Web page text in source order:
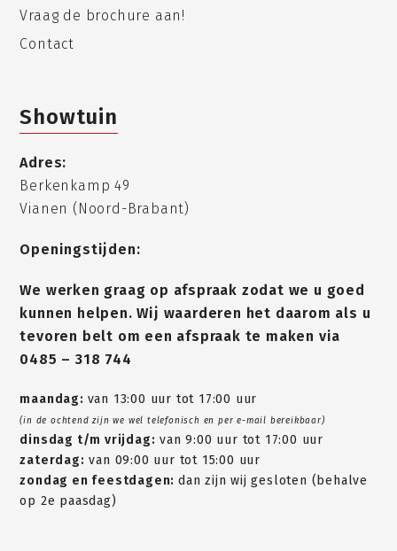
Vraag de brochure aan!
Contact
Showtuin
Adres:
Berkenkamp 49
Vianen (Noord-Brabant)
Openingstijden:
We werken graag op afspraak zodat we u goed
kunnen helpen. Wij waarderen het daarom als u
tevoren belt om een afspraak te maken via
0485 – 318 744
maandag: van 13:00 uur tot 17:00 uur
(in de ochtend zijn we wel telefonisch en per e-mail bereikbaar)
dinsdag t/m vrijdag: van 9:00 uur tot 17:00 uur
zaterdag: van 09:00 uur tot 15:00 uur
zondag en feestdagen:dan zijn wij gesloten (behalve
op 2e paasdag)